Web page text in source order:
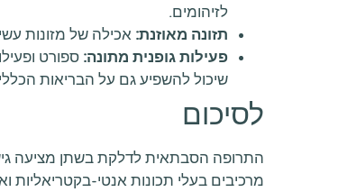
לזיהומים.
תזונה מאוזנת: אכילה של מזונות
פעילות גופנית מתונה: ספורט
שיכול להשפיע גם על הבריאות
לסיכום
התרופה הסבתאית לדלקת בשתן מציעה
מרכיבים בעלי תכונות אנטי-בקטריאליות